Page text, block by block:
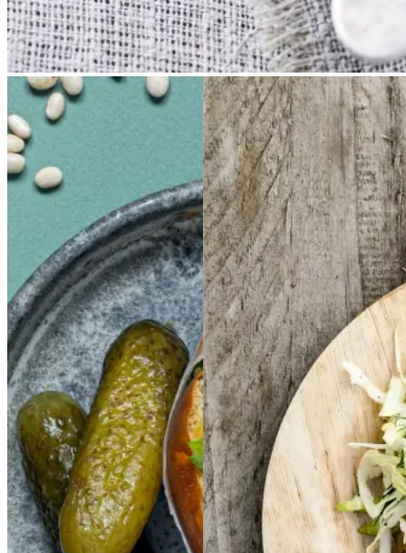
Sloppy Sloppy JoeJoe
Gem opskrift
Morgenmad
Frokost
FrikadellerFrikadell
er medmed
smørspidskål,smørsp
idskål,
kartoflerkartofler
ogog
sennepsdressingsenn
epsdressing
Gem opskrift